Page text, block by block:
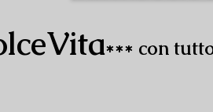
*** con